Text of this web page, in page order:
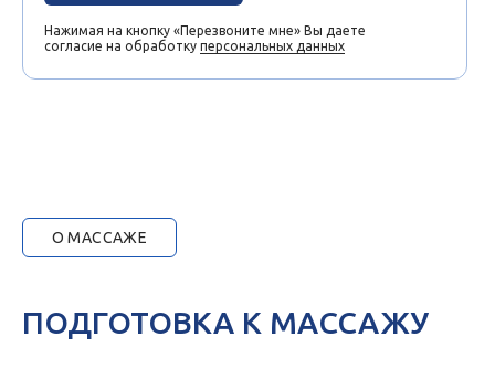
Нажимая на кнопку «Перезвоните мне» Вы даете
согласие на обработку персональных данных
О МАССАЖЕ
ПОДГОТОВКА К МАССАЖУ